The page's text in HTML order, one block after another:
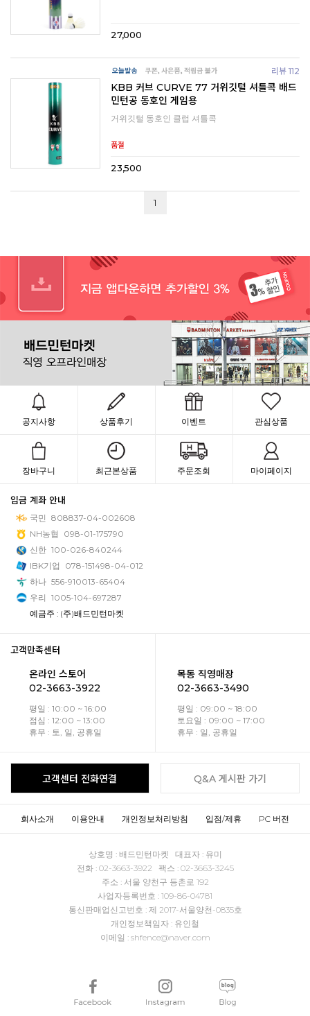
27,000
리뷰 112
KBB 커브 CURVE 77 거위깃털 셔틀콕 배드
민턴공 동호인 게임용
거위깃털 동호인 클럽 셔틀콕
23,500
품절
1
공지사항 상품후기 이벤트 관심상품
장바구니 최근본상품 주문조회 마이페이지
입금 계좌 안내
국민 808837-04-002608
NH농협
098-01-175790
신한 100-026-840244
IBK기업
078-151498-04-012
하나 556-910013-65404
우리 1005-104-697287
예금주 : (주)배드민턴마켓
고객만족센터
온라인 스토어
02-3663-3922
평일 : 10:00 ~ 16:00
점심 : 12:00 ~ 13:00
휴무 : 토, 일, 공휴일
목동 직영매장
02-3663-3490
평일 : 09:00 ~ 18:00
토요일 : 09:00 ~ 17:00
휴무 : 일, 공휴일
고객센터 전화연결 Q&A 게시판 가기
회사소개 이용안내 개인정보처리방침 입점/제휴 PC 버전
상호명 : 배드민턴마켓 대표자 : 유미
전화 : 02-3663-3922 팩스 : 02-3663-3245
주소 : 서울 양천구 등촌로 192
사업자등록번호 : 109-86-04781
통신판매업신고번호 : 제 2017-서울양천-0835호
개인정보책임자 : 유인철
이메일 : shfence@naver.com